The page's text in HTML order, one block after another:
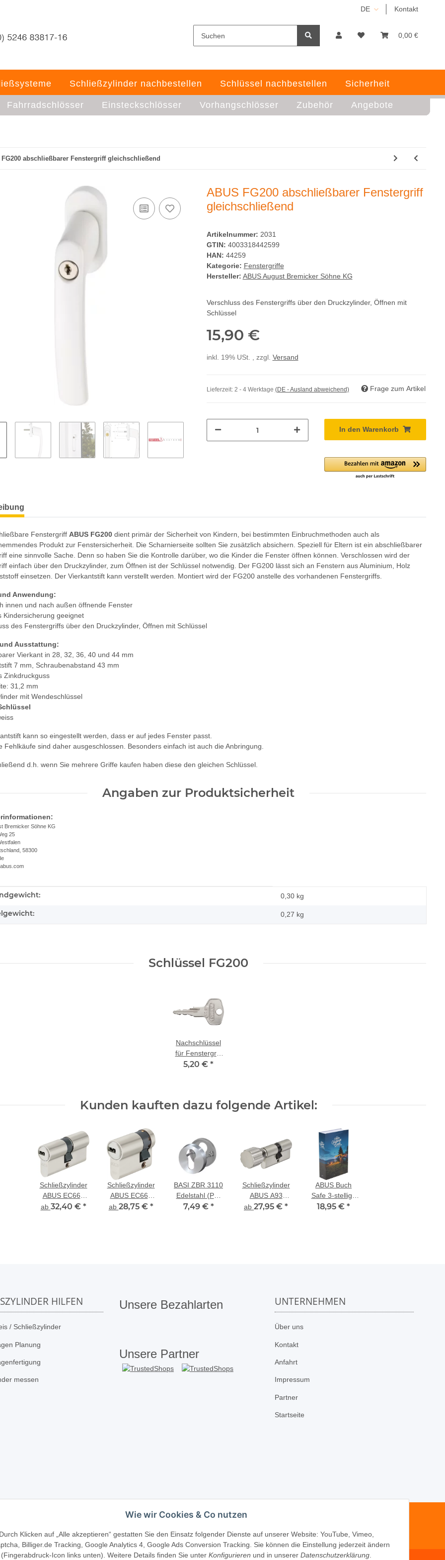
DE Kontakt
0,00 €
Schließzylinder nachbestellen Schlüssel nachbestellen Sicherheit
Fahrradschlösser Einsteckschlösser Vorhangschlösser Zubehör Angebote
FG200 abschließbarer Fenstergriff gleichschließend
ABUS FG200 abschließbarer Fenstergriff
gleichschließend
Artikelnummer: 2031
GTIN: 4003318442599
HAN: 44259
Kategorie: Fenstergriffe
Hersteller: ABUS August Bremicker Söhne KG
Verschluss des Fenstergriffs über den Druckzylinder, Öffnen mit
Schlüssel
15,90 €
inkl. 19% USt. , zzgl. Versand
Lieferzeit: 2 - 4 Werktage (DE - Ausland abweichend) Frage zum Artikel
In den Warenkorb
Fenstergriff ABUS FG200 dient primär der Sicherheit von Kindern, bei bestimmten Einbruchmethoden auch als
Produkt zur Fenstersicherheit. Die Scharnierseite sollten Sie zusätzlich absichern. Speziell für Eltern ist ein abschließbarer
eine sinnvolle Sache. Denn so haben Sie die Kontrolle darüber, wo die Kinder die Fenster öffnen können. Verschlossen wird der
einfach über den Druckzylinder, zum Öffnen ist der Schlüssel notwendig. Der FG200 lässt sich an Fenstern aus Aluminium, Holz
einsetzen. Der Vierkantstift kann verstellt werden. Montiert wird der FG200 anstelle des vorhandenen Fenstergriffs.
Anwendung:
innen und nach außen öffnende Fenster
Kindersicherung geeignet
des Fenstergriffs über den Druckzylinder, Öffnen mit Schlüssel
Ausstattung:
Vierkant in 28, 32, 36, 40 und 44 mm
7 mm, Schraubenabstand 43 mm
Zinkdruckguss
31,2 mm
mit Wendeschlüssel
kann so eingestellt werden, dass er auf jedes Fenster passt.
Fehlkäufe sind daher ausgeschlossen. Besonders einfach ist auch die Anbringung.
d.h. wenn Sie mehrere Griffe kaufen haben diese den gleichen Schlüssel.
Angaben zur Produktsicherheit
Bremicker Söhne KG
25
58300
0,30 kg
0,27 kg
Schlüssel FG200
Nachschlüssel
für Fenstergriff
ABUS FG200
5,20 € *
Kunden kauften dazu folgende Artikel:
Schließzylinder
ABUS EC660
Doppelprofilzylinder
ab 32,40 € *
Schließzylinder
ABUS EC660
Halbzylinder
ab 28,75 € *
BASI ZBR 3110
Edelstahl (PZ)
Profilzylinder
7,49 € *
Schließzylinder
ABUS A93
Knaufzylinder
ab 27,95 € *
ABUS Buch
Safe 3-stellige
individuell
18,95 € *
HILFEN
/ Schließzylinder
Planung
messen
Unsere Bezahlarten
Unsere Partner
UNTERNEHMEN
Über uns
Kontakt
Anfahrt
Impressum
Partner
Startseite
Wie wir Cookies & Co nutzen
Durch Klicken auf „Alle akzeptieren“ gestatten Sie den Einsatz folgender Dienste auf unserer Website: YouTube, Vimeo,
Billiger.de Tracking, Google Analytics 4, Google Ads Conversion Tracking. Sie können die Einstellung jederzeit ändern
(Fingerabdruck-Icon links unten). Weitere Details finden Sie unter Konfigurieren und in unserer Datenschutzerklärung